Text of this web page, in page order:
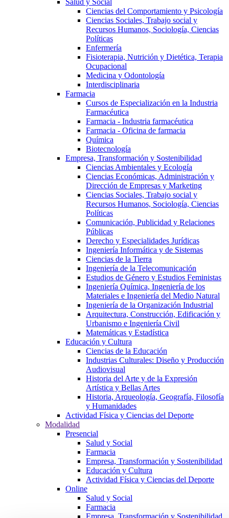
Salud y Social
Ciencias del Comportamiento y Psicología
Ciencias Sociales, Trabajo social y
Recursos Humanos, Sociología, Ciencias
Políticas
Enfermería
Fisioterapia, Nutrición y Dietética, Terapia
Ocupacional
Medicina y Odontología
Interdisciplinaria
Farmacia
Cursos de Especialización en la Industria
Farmacéutica
Farmacia - Industria farmacéutica
Farmacia - Oficina de farmacia
Química
Biotecnología
Empresa, Transformación y Sostenibilidad
Ciencias Ambientales y Ecología
Ciencias Económicas, Administración y
Dirección de Empresas y Marketing
Ciencias Sociales, Trabajo social y
Recursos Humanos, Sociología, Ciencias
Políticas
Comunicación, Publicidad y Relaciones
Públicas
Derecho y Especialidades Jurídicas
Ingeniería Informática y de Sistemas
Ciencias de la Tierra
Ingeniería de la Telecomunicación
Estudios de Género y Estudios Feministas
Ingeniería Química, Ingeniería de los
Materiales e Ingeniería del Medio Natural
Ingeniería de la Organización Industrial
Arquitectura, Construcción, Edificación y
Urbanismo e Ingeniería Civil
Matemáticas y Estadística
Educación y Cultura
Ciencias de la Educación
Industrias Culturales: Diseño y Producción
Audiovisual
Historia del Arte y de la Expresión
Artística y Bellas Artes
Historia, Arqueología, Geografía, Filosofía
y Humanidades
Actividad Física y Ciencias del Deporte
Modalidad
Presencial
Salud y Social
Farmacia
Empresa, Transformación y Sostenibilidad
Educación y Cultura
Actividad Física y Ciencias del Deporte
Online
Salud y Social
Farmacia
Empresa, Transformación y Sostenibilidad